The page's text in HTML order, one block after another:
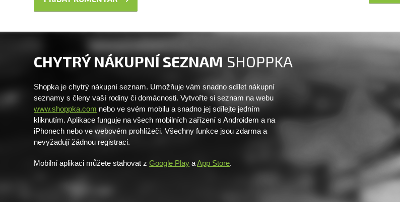
CHYTRÝ NÁKUPNÍ SEZNAM SHOPPKA
Shopka je chytrý nákupní seznam. Umožňuje vám snadno sdílet nákupní
seznamy s členy vaší rodiny či domácnosti. Vytvořte si seznam na webu
www.shoppka.com nebo ve svém mobilu a snadno jej sdílejte jedním
kliknutím. Aplikace funguje na všech mobilních zařízení s Androidem a na
iPhonech nebo ve webovém prohlížeči. Všechny funkce jsou zdarma a
nevyžadují žádnou registraci.
Mobilní aplikaci můžete stahovat zGoogle Play aApp Store.